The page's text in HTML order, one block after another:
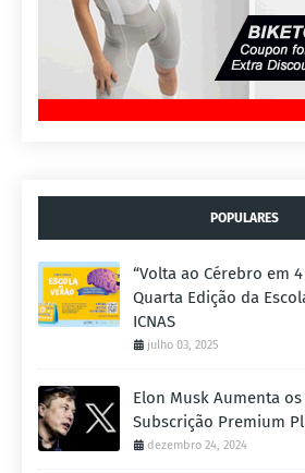
POPULARES
“Volta ao Cérebro em
Quarta Edição da
ICNAS
julho 03, 2025
Elon Musk Aumenta
Subscrição Premium
dezembro 24, 2024